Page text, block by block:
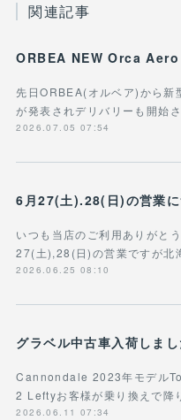
関連記事
ORBEA NEW Orca Aero
先日ORBEA(オルベア)から新
が発表されデリバリーも開始
2026.07.05 07:54
6月27(土).28(日)の営業に
いつも当店のご利用ありがと
27(土),28(日)の営業ですが北
2026.06.25 08:10
グラベル中古車入荷しまし
Cannondale 2023年モデル
2 Leftyお客様が乗り換えで降
2026.06.11 07:34